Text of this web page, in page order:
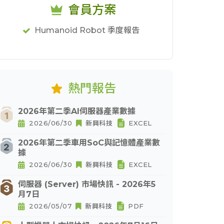
會員方案
Humanoid Robot 季度報告
熱門報告
2026年第二季AI伺服器產業數據
2026/06/30 新興科技 EXCEL
2026年第二季車用SoC與記憶體產業數
據
2026/06/30 新興科技 EXCEL
伺服器 (Server) 市場快訊 - 2026年5
月7日
2026/05/07 新興科技 PDF